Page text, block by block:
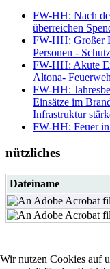
FW-HH: Nach
überreichen
FW-HH: Großer
Personen -
FW-HH: Akute
Altona-
FW-HH:
Einsätze im
Infrastruktur
FW-HH: Feuer
nützliches
Dateiname
Wir nutzen Cookies auf